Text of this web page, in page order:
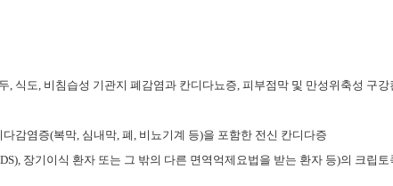
, 식도, 비침습성 기관지 폐감염과 칸디다뇨증, 피부점막 및 만성위축성 구
감염증(복막, 심내막, 폐, 비뇨기계 등)을 포함한 전신 칸디다증
장기이식 환자 또는 그 밖의 다른 면역억제요법을 받는 환자 등)의 크립토